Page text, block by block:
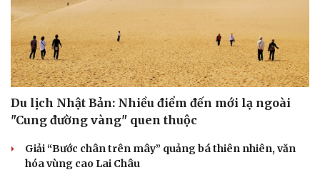
Sân khấu - Điện ảnh
Văn học
Âm nhạc
Di sản
Nghệ sĩ
Sao Việt
Du lịch Nhật Bản: Nhiều điểm đến mới lạ ngoài
"Cung đường vàng" quen thuộc
Giải “Bước chân trên mây” quảng bá thiên nhiên, văn
hóa vùng cao Lai Châu